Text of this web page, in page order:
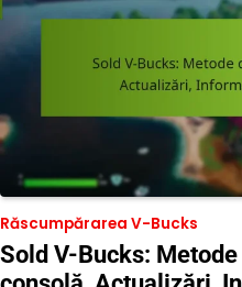
Răscumpărarea V-Bucks
Sold V-Bucks: